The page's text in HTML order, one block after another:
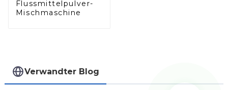
Flussmittelpulver-
Mischmaschine
Verwandter Blog